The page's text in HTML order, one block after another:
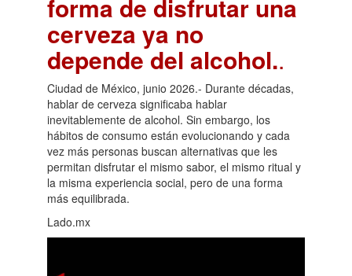
forma de disfrutar una
cerveza ya no
depende del alcohol..
Ciudad de México, junio 2026.- Durante décadas,
hablar de cerveza significaba hablar
inevitablemente de alcohol. Sin embargo, los
hábitos de consumo están evolucionando y cada
vez más personas buscan alternativas que les
permitan disfrutar el mismo sabor, el mismo ritual y
la misma experiencia social, pero de una forma
más equilibrada.
Lado.mx